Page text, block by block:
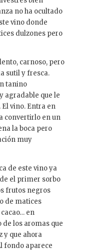
no ha ocultado
vino donde
dulzones pero
carnoso, pero
sutil y fresca.
tanino
agradable que le
vino. Entra en
convertirlo en un
la boca pero
muy
de este vino ya
el primer sorbo
frutos negros
de matices
en
los aromas que
y que ahora
fondo aparece